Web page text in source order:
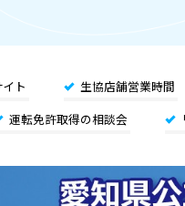
ト 生協店舗営業時間
運転免許取得の相談会